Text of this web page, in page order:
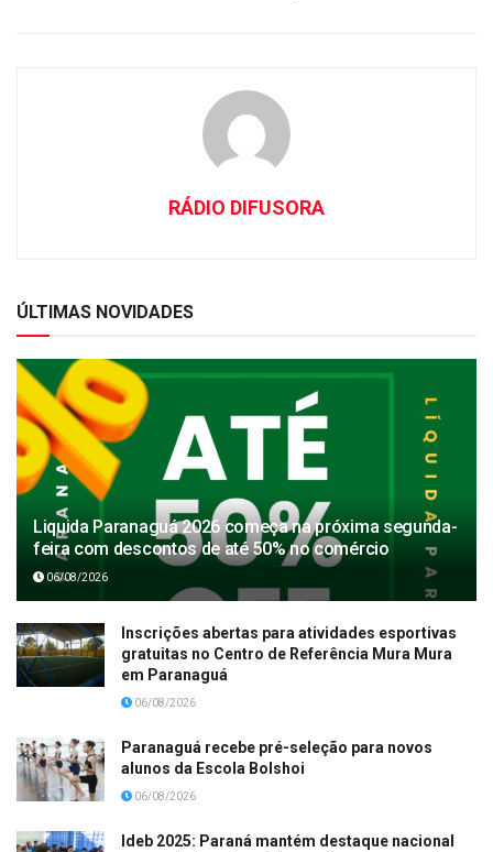
RÁDIO DIFUSORA
ÚLTIMAS NOVIDADES
Liquida Paranaguá 2026 começa na próxima segunda-
feira com descontos de até 50% no comércio
06/08/2026
Inscrições abertas para atividades esportivas
gratuitas no Centro de Referência Mura Mura
em Paranaguá
06/08/2026
Paranaguá recebe pré-seleção para novos
alunos da Escola Bolshoi
06/08/2026
Ideb 2025: Paraná mantém destaque nacional